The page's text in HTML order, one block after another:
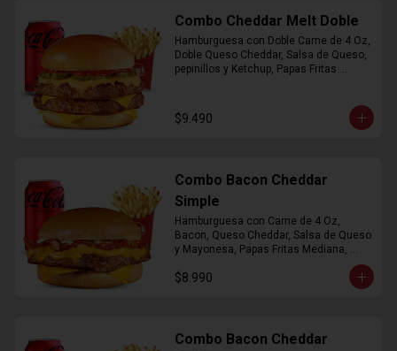
Combo Cheddar Melt Doble
Hamburguesa con Doble Carne de 4 Oz,
Doble Queso Cheddar, Salsa de Queso,
pepinillos y Ketchup, Papas Fritas
$9.490
Combo Bacon Cheddar
Simple
Hamburguesa con Carne de 4 Oz,
Bacon, Queso Cheddar, Salsa de Queso
y Mayonesa, Papas Fritas Mediana,
$8.990
Combo Bacon Cheddar